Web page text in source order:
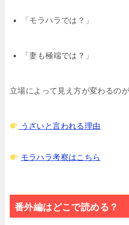
「モラハラでは？」
「妻も極端では？」
立場によって見え方が変わるの
うざいと言われる理由
モラハラ考察はこちら
番外編はどこで読める？